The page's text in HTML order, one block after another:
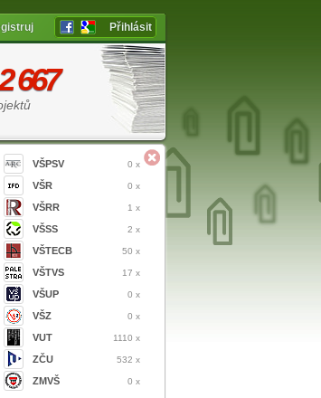
Přihlásit
667
VŠPSV 0 x
VŠR 0 x
VŠRR 1 x
VŠSS 2 x
VŠTECB 50 x
VŠTVS 17 x
VŠUP 0 x
VŠZ 0 x
VUT 1110 x
ZČU 532 x
ZMVŠ 0 x